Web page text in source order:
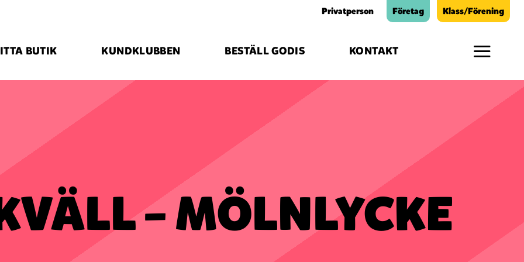
Privatperson Företag Klass/Förening
BUTIK KUNDKLUBBEN BESTÄLL GODIS KONTAKT
– MÖLNLYCKE